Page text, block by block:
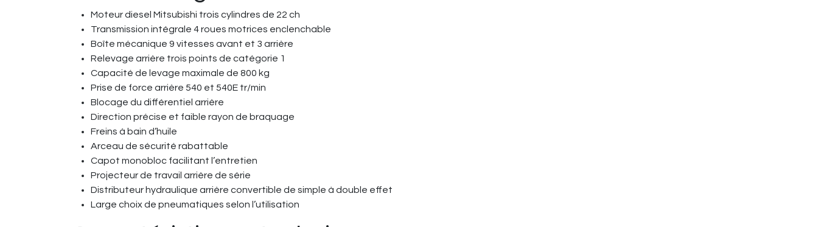
Moteur diesel Mitsubishi trois cylindres de 22 ch
Transmission intégrale 4 roues motrices enclenchable
Boîte mécanique 9 vitesses avant et 3 arrière
Relevage arrière trois points de catégorie 1
Capacité de levage maximale de 800 kg
Prise de force arrière 540 et 540E tr/min
Blocage du différentiel arrière
Direction précise et faible rayon de braquage
Freins à bain d’huile
Arceau de sécurité rabattable
Capot monobloc facilitant l’entretien
Projecteur de travail arrière de série
Distributeur hydraulique arrière convertible de simple à double effet
Large choix de pneumatiques selon l’utilisation